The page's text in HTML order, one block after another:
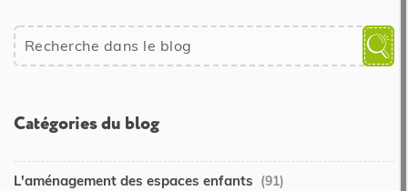
Catégories du blog
L'aménagement des espaces enfants (91)